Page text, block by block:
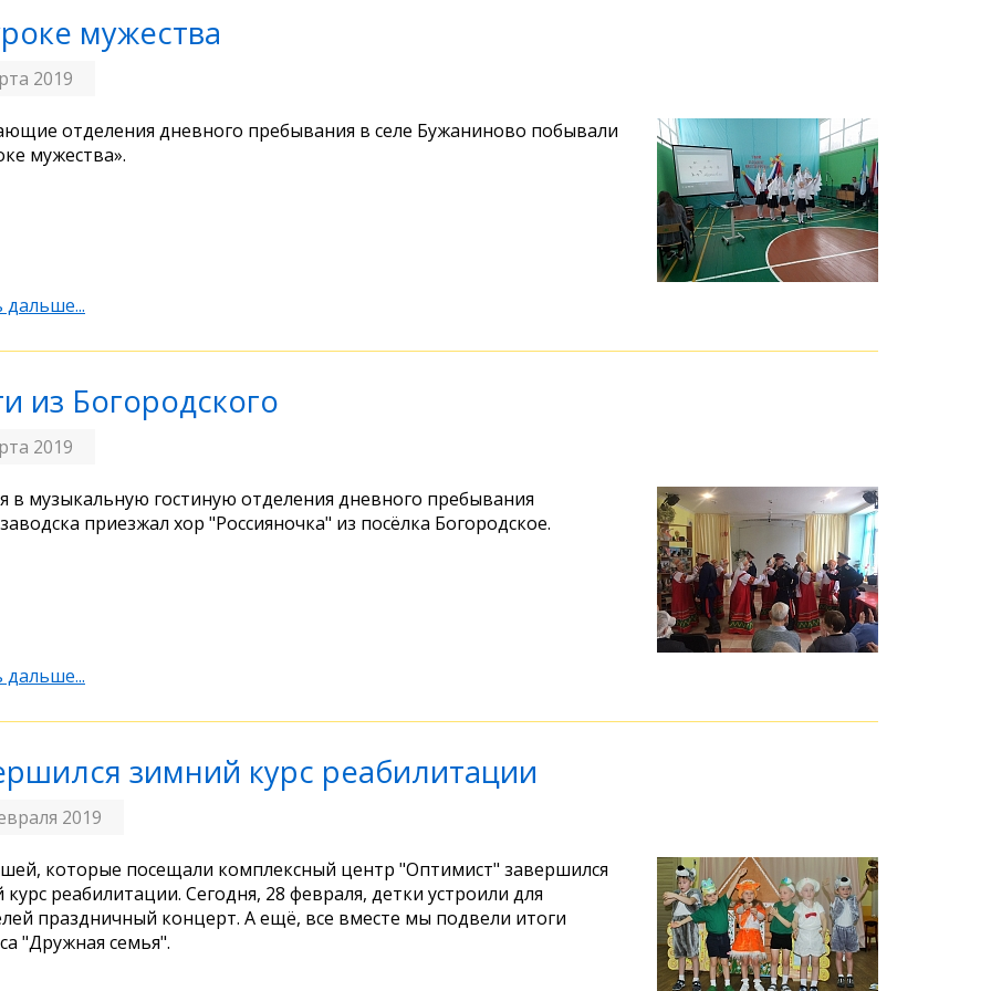
мужества
2019
отделения дневного пребывания в селе Бужаниново побывали
мужества».
дальше...
из Богородского
2019
в музыкальную гостиную отделения дневного пребывания
приезжал хор "Россияночка" из посёлка Богородское.
дальше...
зимний курс реабилитации
2019
которые посещали комплексный центр "Оптимист" завершился
реабилитации. Сегодня, 28 февраля, детки устроили для
праздничный концерт. А ещё, все вместе мы подвели итоги
"Дружная семья".